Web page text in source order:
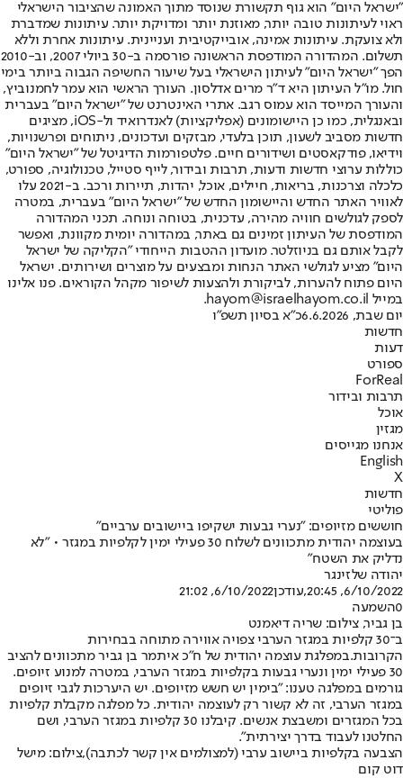
"ישראל היום" הוא גוף תקשורת שנוסד מתוך האמונה שהציבור הישראלי
ראוי לעיתונות טובה יותר, מאוזנת יותר ומדויקת יותר. עיתונות שמדברת
ולא צועקת. עיתונות אמינה, אובייקטיבית ועניינית. עיתונות אחרת וללא
תשלום. המהדורה המודפסת הראשונה פורסמה ב-30 ביולי 2007, וב-2010
הפך "ישראל היום" לעיתון הישראלי בעל שיעור החשיפה הגבוה ביותר בימי
חול. מו"ל העיתון היא ד"ר מרים אדלסון. העורך הראשי הוא עמר לחמנוביץ,
והעורך המייסד הוא עמוס רגב. אתרי האינטרנט של "ישראל היום" בעברית
ובאנגלית, כמו כן היישומונים (אפליקציות) לאנדרואיד ול-iOS, מציגים
חדשות מסביב לשעון, תוכן בלעדי, מבזקים ועדכונים, ניתוחים ופרשנויות,
וידיאו, פודקאסטים ושידורים חיים. פלטפורמות הדיגיטל של "ישראל היום"
כוללות ערוצי חדשות ודעות, תרבות ובידור, לייף סטייל, טכנולוגיה, ספורט,
כלכלה וצרכנות, בריאות, חיילים, אוכל, יהדות, תיירות ורכב. ב-2021 עלו
לאוויר האתר החדש והיישומון החדש של "ישראל היום" בעברית, במטרה
לספק לגולשים חוויה מהירה, עדכנית, בטוחה ונוחה. תכני המהדורה
המודפסת של העיתון זמינים גם באתר, במהדורה יומית מקוונת, ואפשר
לקבל אותם גם בניוזלטר. מועדון ההטבות הייחודי "הקליקה של ישראל
היום" מציע לגולשי האתר הנחות ומבצעים על מוצרים ושירותים. ישראל
היום פתוח להערות, לביקורת ולהצעות לשיפור מקהל הקוראים. פנו אלינו
במייל hayom@israelhayom.co.il.
יום שבת, 6.6.2026
כ"א בסיון תשפ"ו
חדשות
דעות
ספורט
ForReal
תרבות ובידור
אוכל
מגזין
אנחנו מגייסים
English
X
חדשות
פוליטי
חוששים מזיופים: "נערי גבעות ישקיפו ביישובים ערביים"
בעוצמה יהודית מתכוונים לשלוח 30 פעילי ימין לקלפיות במגזר • "לא
נדליק את השטח"
יהודה שלזינגר
6/10/2022, 20:45
,עודכן6/10/2022, 21:02
0השמעה
בן גביר, צילום: שריה דיאמנט
ב־30 קלפיות במגזר הערבי צפויה אווירה מתוחה בבחירות
הקרובות.במפלגת עוצמה יהודית של ח"כ איתמר בן גביר מתכוונים להציב
30 פעילי ימין ונערי גבעות בקלפיות במגזר הערבי, במטרה למנוע זיופים.
גורמים במפלגה טענו: "בימין יש חשש מזיופים. יש היערכות לגבי זיופים
במגזר הערבי, זה לא קשור רק לעוצמה יהודית. כל מפלגה מקבלת קלפיות
בכל המגזרים ומשבצת אנשים. קיבלנו 30 קלפיות במגזר הערבי, ושם
החלטנו לעבוד בדרך יצירתית".
הצבעה בקלפיות ביישוב ערבי (למצולמים אין קשר לכתבה),צילום: מישל
דוט קום